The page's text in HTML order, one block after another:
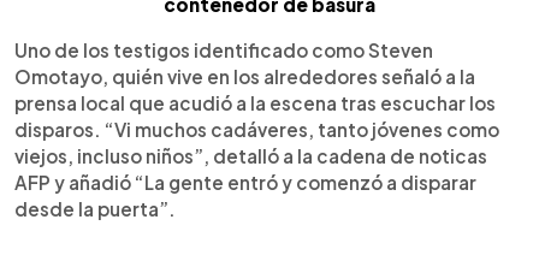
Uno de los testigos identificado como Steven
Omotayo, quién vive en los alrededores señaló a la
prensa local que acudió a la escena tras escuchar los
disparos. “Vi muchos cadáveres, tanto jóvenes como
viejos, incluso niños”, detalló a la cadena de noticas
AFP y añadió “La gente entró y comenzó a disparar
desde la puerta”.